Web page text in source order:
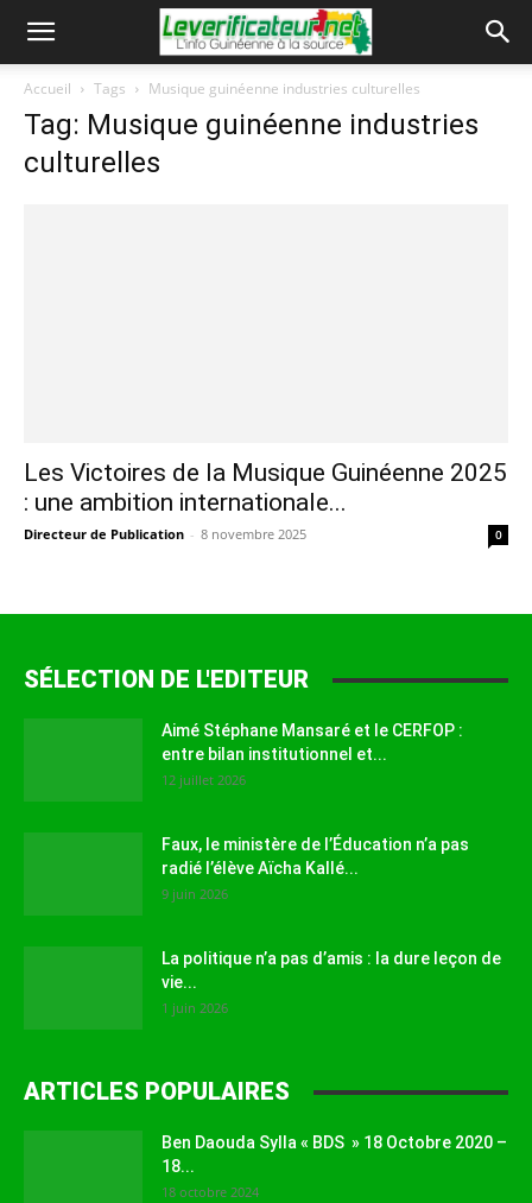
Accueil Tags Musique guinéenne industries culturelles
Tag: Musique guinéenne industries
culturelles
Les Victoires de la Musique Guinéenne 2025
: une ambition internationale...
Directeur de Publication - 8 novembre 2025 0
SÉLECTION DE L'EDITEUR
Aimé Stéphane Mansaré et le CERFOP :
entre bilan institutionnel et...
12 juillet 2026
Faux, le ministère de l’Éducation n’a pas
radié l’élève Aïcha Kallé...
9 juin 2026
La politique n’a pas d’amis : la dure leçon de
vie...
1 juin 2026
ARTICLES POPULAIRES
Ben Daouda Sylla « BDS » 18 Octobre 2020 –
18...
18 octobre 2024